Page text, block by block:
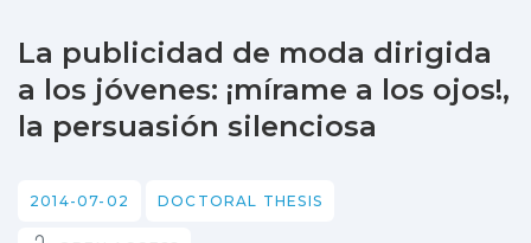
Statistics
La publicidad de moda dirigida
a los jóvenes: ¡mírame a los ojos!,
la persuasión silenciosa
2014-07-02 DOCTORAL THESIS